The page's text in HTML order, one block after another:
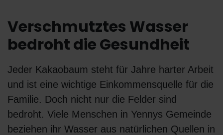
Verschmutztes Wasser
bedroht die Gesundheit
Jeder Kakaobaum steht für Jahre harter Arbeit
und ist eine wichtige Einkommensquelle für die
Familie. Doch nicht nur die Felder sind
bedroht. Viele Menschen in Yennys Gemeinde
beziehen ihr Wasser aus natürlichen Quellen in